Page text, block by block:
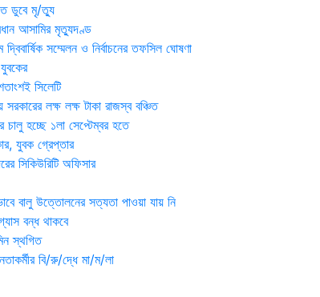
ডুবে মৃ/ত্যু
আসামির মৃত্যুদণ্ড
সম্মেলন ও নির্বাচনের তফসিল ঘোষণা
সিলেটি
সরকারের লক্ষ লক্ষ টাকা রাজস্ব বঞ্চিত
চালু হচ্ছে ১লা সেপ্টেম্বর হতে
যুবক গ্রেপ্তার
সিকিউরিটি অফিসার
বালু উত্তোলনের সত্যতা পাওয়া যায় নি
বন্ধ থাকবে
স্থগিত
বি/রু/দ্ধে মা/ম/লা